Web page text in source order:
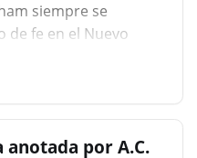
siempre se
de fe en el Nuevo
hombre que creyó
ejemplo del
veces cuando
de la fe,
y lo hepor A.C.